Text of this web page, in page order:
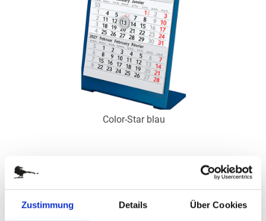
Zustimmung Details Über Cookies
Color-Star blau